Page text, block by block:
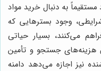
مستقیماً به دنبال خرید مواد
وجود بسترهایی که
می‌کنند، بسیار حیاتی
هزینه‌های جستجو و تأمین
نیز اجازه می‌دهد دامنه